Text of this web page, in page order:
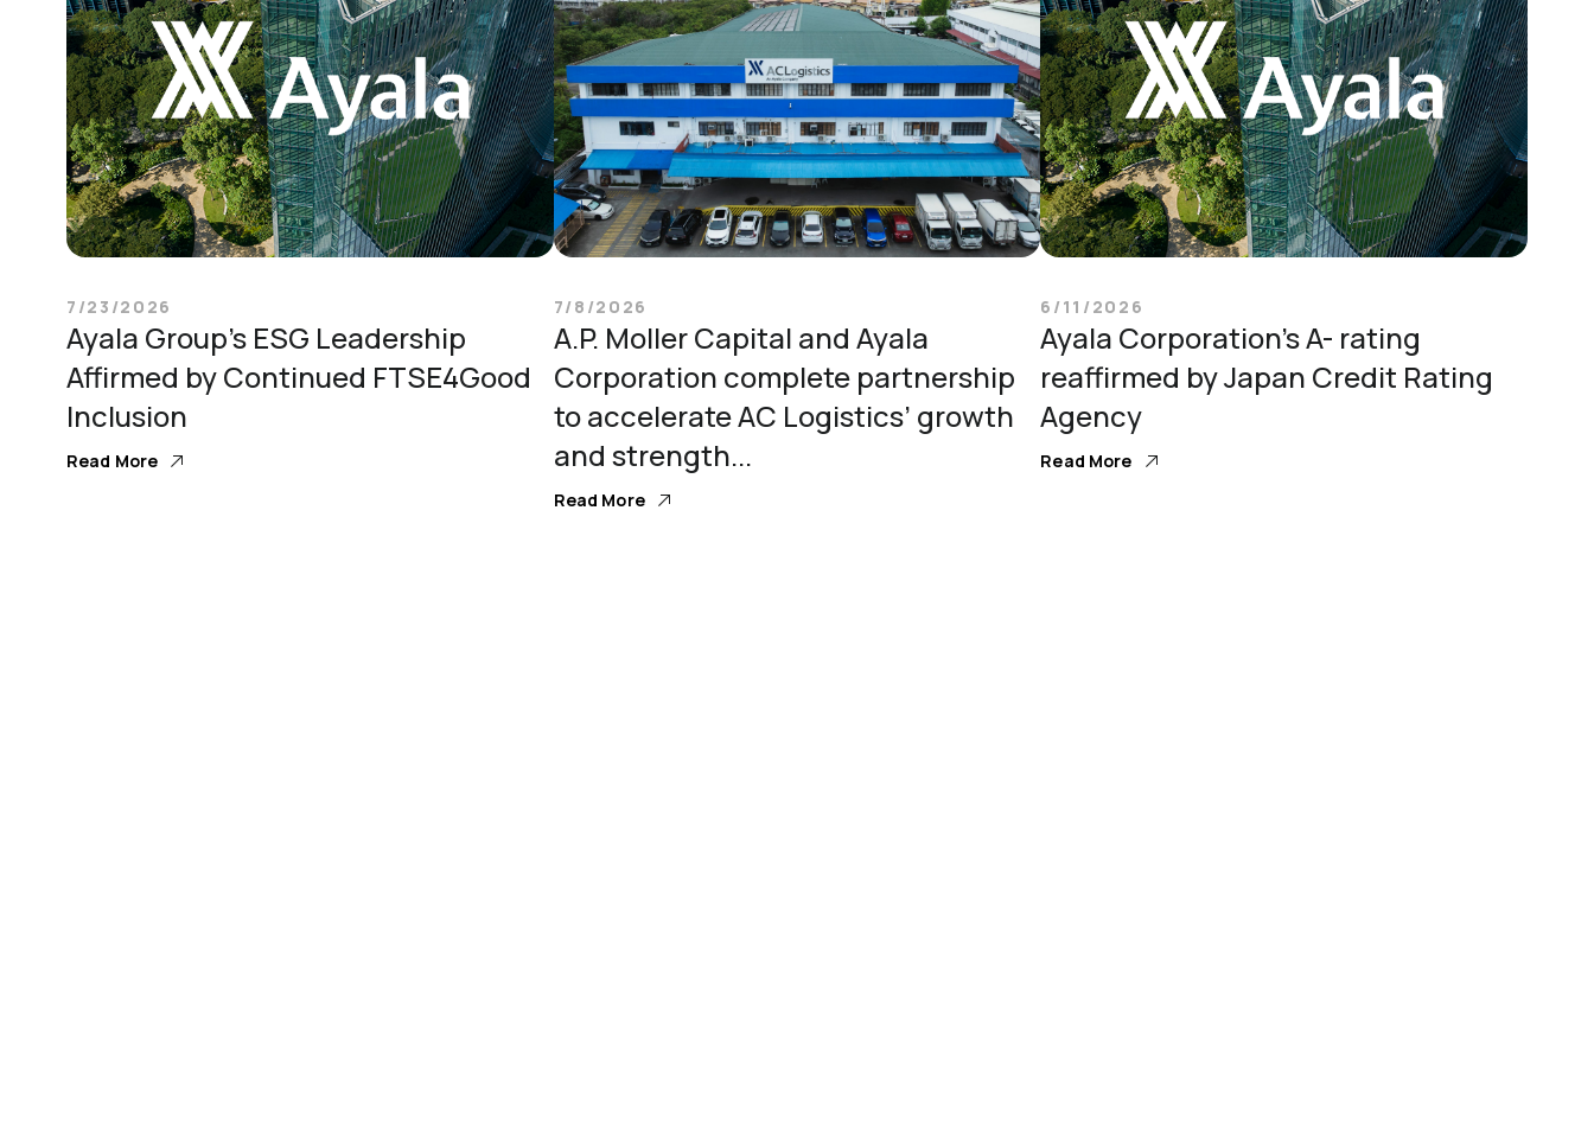
7/23/2026
Ayala Group’s ESG Leadership
Affirmed by Continued FTSE4Good
Inclusion
Read More
7/8/2026
A.P. Moller Capital and Ayala
Corporation complete partnership
to accelerate AC Logistics’ growth
and strength...
Read More
6/11/2026
Ayala Corporation’s A- rating
reaffirmed by Japan Credit Rating
Agency
Read More